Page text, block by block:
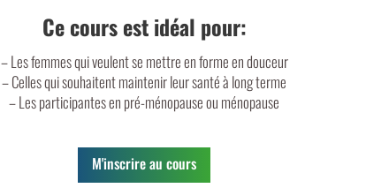
Ce cours est idéal pour:
– Les femmes qui veulent se mettre en forme en douceur
– Celles qui souhaitent maintenir leur santé à long terme
– Les participantes en pré-ménopause ou ménopause
M'inscrire au cours